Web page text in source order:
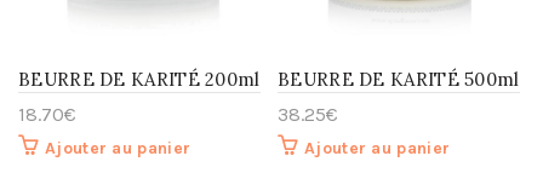
BEURRE DE KARITÉ 200ml
18.70€
Ajouter au panier
BEURRE DE KARITÉ 500ml
38.25€
Ajouter au panier